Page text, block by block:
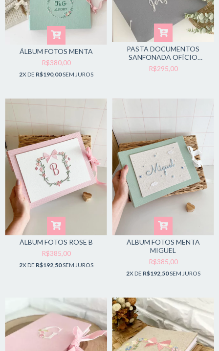
ÁLBUM FOTOS MENTA
R$380,00
2X DE R$190,00SEM JUROS
PASTA DOCUMENTOS
SANFONADA OFÍCIO
GRAFITE
R$295,00
ÁLBUM FOTOS ROSE B
R$385,00
2X DE R$192,50SEM JUROS
ÁLBUM FOTOS MENTA
MIGUEL
R$385,00
2X DE R$192,50SEM JUROS